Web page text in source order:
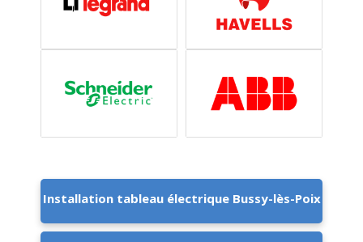
Installation tableau électrique Bussy-lès-Poix